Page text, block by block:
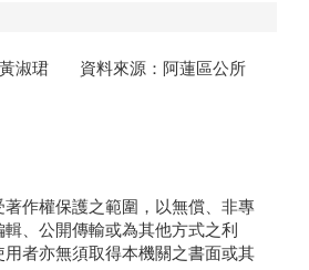
黃淑珺 資料來源：阿蓮區公所
作權保護之範圍，以無償、非專
、公開傳輸或為其他方式之利
者亦無須取得本機關之書面或其